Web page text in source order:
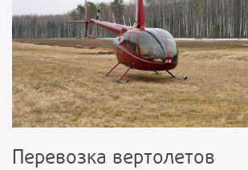
Перевозка вертолетов